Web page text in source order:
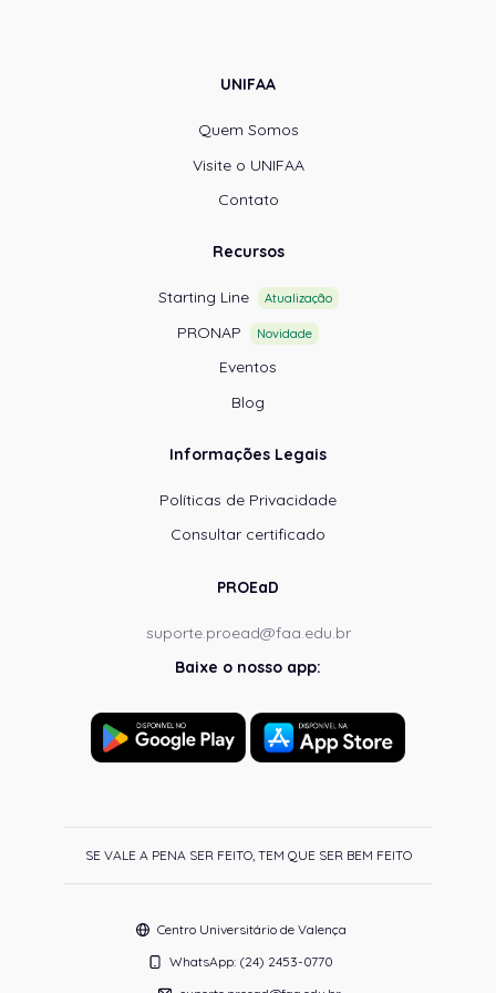
UNIFAA
Quem Somos
Visite o UNIFAA
Contato
Recursos
Starting Line Atualização
PRONAP Novidade
Eventos
Blog
Informações Legais
Políticas de Privacidade
Consultar certificado
PROEaD
suporte.proead@faa.edu.br
Baixe o nosso app:
SE VALE A PENA SER FEITO, TEM QUE SER BEM FEITO
Centro Universitário de Valença
WhatsApp: (24) 2453-0770